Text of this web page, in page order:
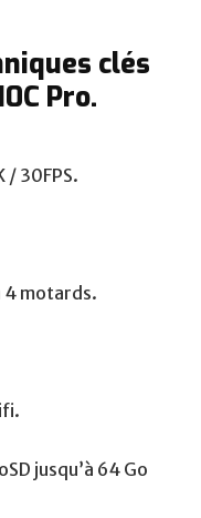
clés
Pro.
/ 30FPS.
4 motards.
jusqu’à 64 Go